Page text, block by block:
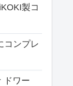
製コ
コンプレ
ドワー